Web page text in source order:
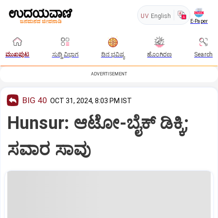
UV English
E-Paper
ಮುಖಪುಟ ಸುದ್ದಿ ವಿಭಾಗ ದಿನ ಭವಿಷ್ಯ ಹೊಂಗಿರಣ Search
ADVERTISEMENT
BIG 40 OCT 31, 2024, 8:03 PM IST
Hunsur: ಆಟೋ-ಬೈಕ್ ಡಿಕ್ಕಿ;
ಸವಾರ ಸಾವು